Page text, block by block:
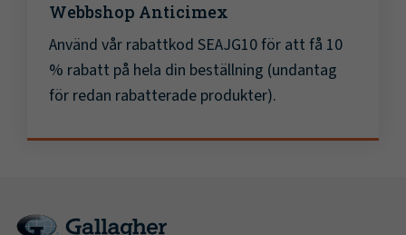
Webbshop Anticimex
Använd vår rabattkod SEAJG10 för att få 10
% rabatt på hela din beställning (undantag
för redan rabatterade produkter).